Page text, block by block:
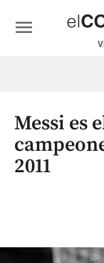
económicos
Colombia
menu
Messi es
2011